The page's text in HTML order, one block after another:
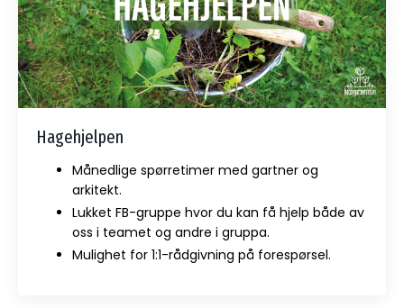
Hagehjelpen
Månedlige spørretimer med gartner og
arkitekt.
Lukket FB-gruppe hvor du kan få hjelp både av
oss i teamet og andre i gruppa.
Mulighet for 1:1-rådgivning på forespørsel.